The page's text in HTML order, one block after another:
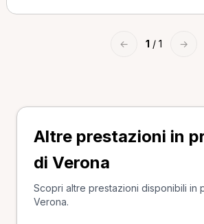
← 1 / 1 →
Altre prestazioni in
di Verona
Scopri altre prestazioni disponibili in
Verona.